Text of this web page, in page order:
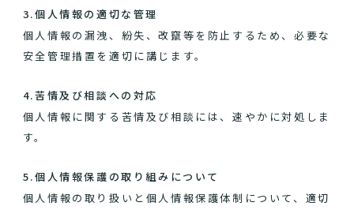
3.個人情報の適切な管理
個人情報の漏洩、紛失、改竄等を防止するため、必要な
安全管理措置を適切に講じます。
4.苦情及び相談への対応
個人情報に関する苦情及び相談には、速やかに対処しま
す。
5.個人情報保護の取り組みについて
個人情報の取り扱いと個人情報保護体制について、適切